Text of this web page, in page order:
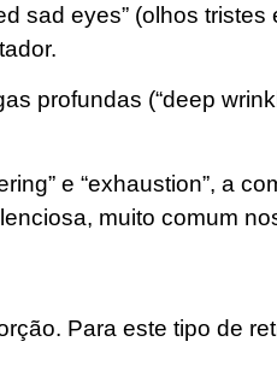
sad eyes” (olhos
profundas (“deep
e “exhaustion”, a
muito comum
Para este tipo de